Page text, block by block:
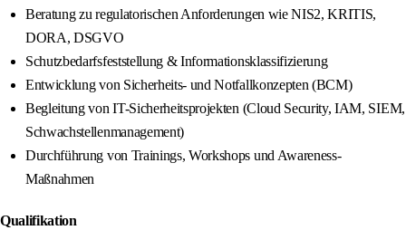
Beratung zu regulatorischen Anforderungen wie NIS2, KRITIS,
DORA, DSGVO
Schutzbedarfsfeststellung & Informationsklassifizierung
Entwicklung von Sicherheits- und Notfallkonzepten (BCM)
Begleitung von IT-Sicherheitsprojekten (Cloud Security, IAM, SIEM,
Schwachstellenmanagement)
Durchführung von Trainings, Workshops und Awareness-
Maßnahmen
Qualifikation